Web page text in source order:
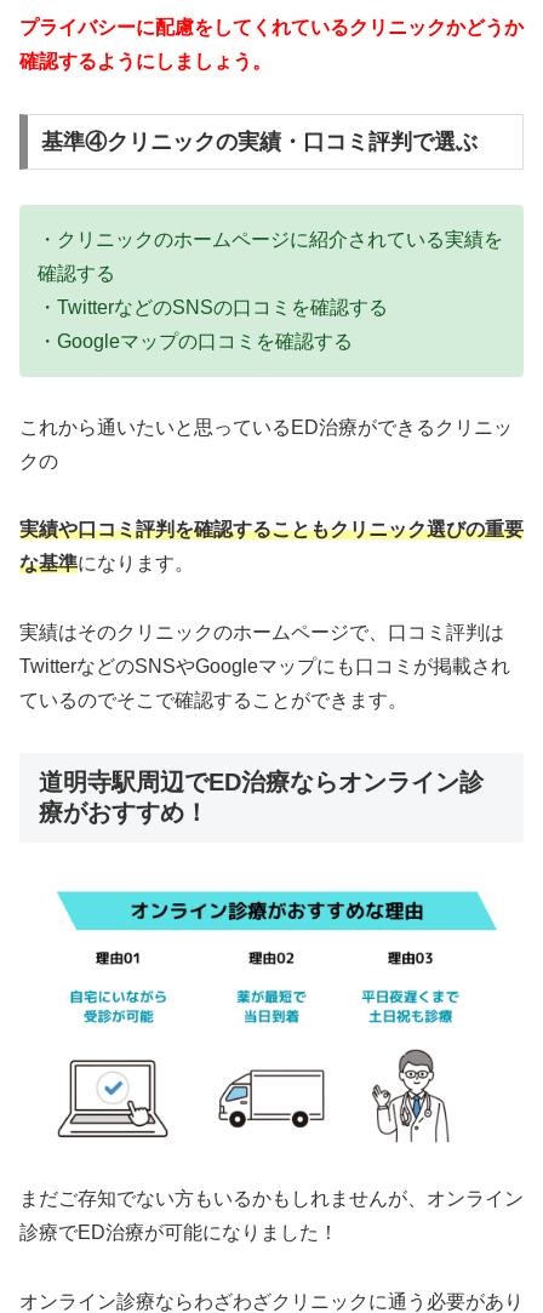
プライバシーに配慮をしてくれているクリニックかどうか
確認するようにしましょう。
基準④クリニックの実績・口コミ評判で選ぶ
・クリニックのホームページに紹介されている実績を
確認する
・TwitterなどのSNSの口コミを確認する
・Googleマップの口コミを確認する
これから通いたいと思っているED治療ができるクリニッ
クの
実績や口コミ評判を確認することもクリニック選びの重要
な基準になります。
実績はそのクリニックのホームページで、口コミ評判は
TwitterなどのSNSやGoogleマップにも口コミが掲載され
ているのでそこで確認することができます。
道明寺駅周辺でED治療ならオンライン診
療がおすすめ！
まだご存知でない方もいるかもしれませんが、オンライン
診療でED治療が可能になりました！
オンライン診療ならわざわざクリニックに通う必要があり